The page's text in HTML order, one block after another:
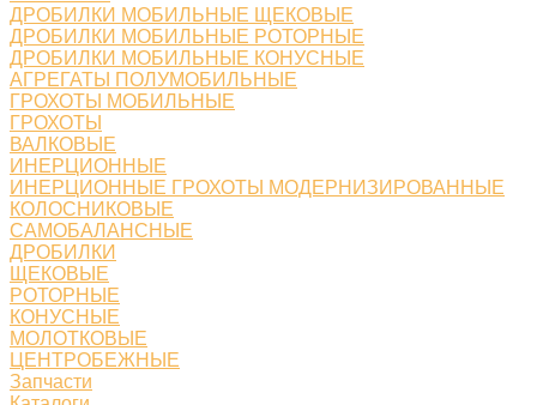
ДРОБИЛКИ МОБИЛЬНЫЕ ЩЕКОВЫЕ
ДРОБИЛКИ МОБИЛЬНЫЕ РОТОРНЫЕ
ДРОБИЛКИ МОБИЛЬНЫЕ КОНУСНЫЕ
АГРЕГАТЫ ПОЛУМОБИЛЬНЫЕ
ГРОХОТЫ МОБИЛЬНЫЕ
ГРОХОТЫ
ВАЛКОВЫЕ
ИНЕРЦИОННЫЕ
ИНЕРЦИОННЫЕ ГРОХОТЫ МОДЕРНИЗИРОВАННЫЕ
КОЛОСНИКОВЫЕ
САМОБАЛАНСНЫЕ
ДРОБИЛКИ
ЩЕКОВЫЕ
РОТОРНЫЕ
КОНУСНЫЕ
МОЛОТКОВЫЕ
ЦЕНТРОБЕЖНЫЕ
Запчасти